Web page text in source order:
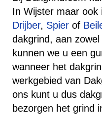
In Wijster maar ook
Drijber, Spier of
dakgrind, aan
kunnen we u een
wanneer het
werkgebied van
ons kunt u dus
bezorgen het grind